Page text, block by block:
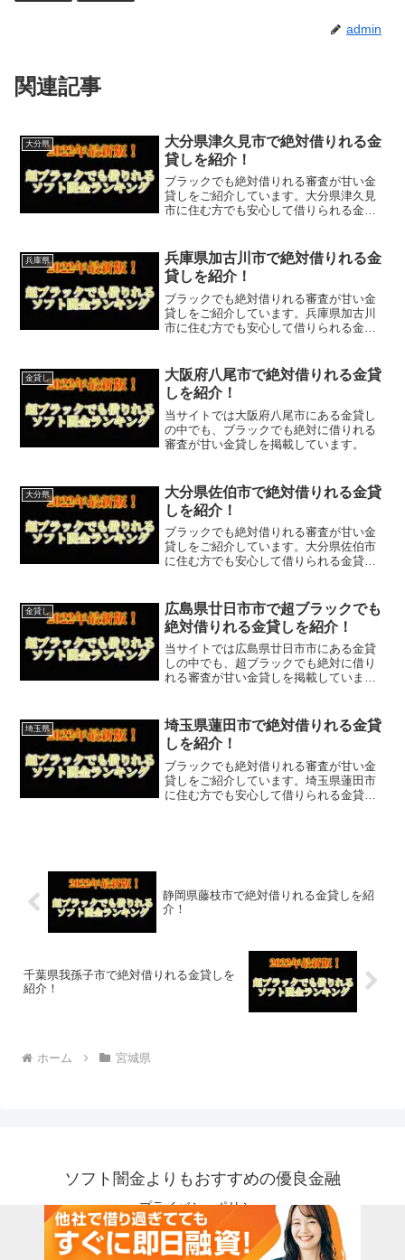
admin
関連記事
大分県
大分県津久見市で絶対借りれる金
貸しを紹介！
ブラックでも絶対借りれる審査が甘い金
貸しをご紹介しています。大分県津久見
市に住む方でも安心して借りられる金貸
はなく、国または大分県津久見市で貸金
業登録をしている正規の金...
兵庫県
兵庫県加古川市で絶対借りれる金
貸しを紹介！
ブラックでも絶対借りれる審査が甘い金
貸しをご紹介しています。兵庫県加古川
市に住む方でも安心して借りられる金貸
はなく、国または兵庫県加古川市で貸金
業登録をしている正規の金...
金貸し
大阪府八尾市で絶対借りれる金貸
しを紹介！
当サイトでは大阪府八尾市にある金貸し
の中でも、ブラックでも絶対に借りれる
審査が甘い金貸しを掲載しています。
大分県
大分県佐伯市で絶対借りれる金貸
しを紹介！
ブラックでも絶対借りれる審査が甘い金
貸しをご紹介しています。大分県佐伯市
に住む方でも安心して借りられる金貸し
はなく、国または大分県佐伯市で貸金業
登録をしている正規の金貸し...
金貸し
広島県廿日市市で超ブラックでも
絶対借りれる金貸しを紹介！
当サイトでは広島県廿日市市にある金貸
しの中でも、超ブラックでも絶対に借り
れる審査が甘い金貸しを掲載していま
埼玉県
埼玉県蓮田市で絶対借りれる金貸
しを紹介！
ブラックでも絶対借りれる審査が甘い金
貸しをご紹介しています。埼玉県蓮田市
に住む方でも安心して借りられる金貸し
静岡県藤枝市で絶対借りれる金貸しを紹
介！
千葉県我孫子市で絶対借りれる金貸しを
紹介！
ホーム 宮城県
ソフト闇金よりもおすすめの優良金融
プライバシーポリシー
© 2018 ソフト闇金よりもおすすめの優良金融.